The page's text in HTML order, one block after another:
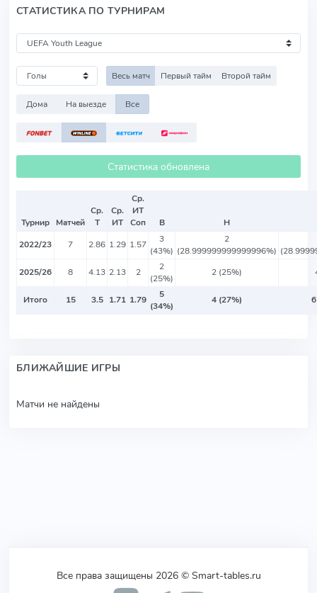
СТАТИСТИКА ПО ТУРНИРАМ
Весь матч Первый тайм Второй тайм
Дома На выезде Все
Статистика обновлена
Турнир Матчей
Ср.
Т
Ср.
ИТ
Ср.
ИТ
Соп
В
Н
2022/23
7 2.86 1.29 1.57
3
(43%)
2
(28.999999999999996%)
2025/26
8 4.13 2.13 2
2
(25%)
2 (25%)
Итого 15 3.5 1.71 1.79
5
(34%)
4 (27%)
БЛИЖАЙШИЕ ИГРЫ
Матчи не найдены
Все права защищены 2026 © Smart-tables.ru